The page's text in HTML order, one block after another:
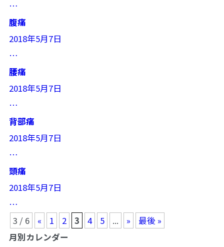
…
腹痛
2018年5月7日
…
腰痛
2018年5月7日
…
背部痛
2018年5月7日
…
頭痛
2018年5月7日
…
3 / 6
« 1 2 3 4 5 ... »
最後 »
月別カレンダー